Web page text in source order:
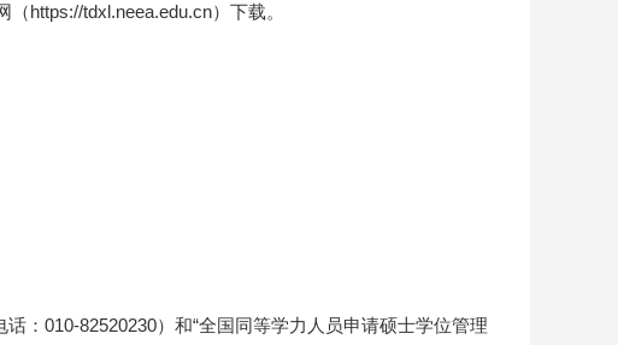
https://tdxl.neea.edu.cn）下载。
010-82520230）和“全国同等学力人员申请硕士学位管理